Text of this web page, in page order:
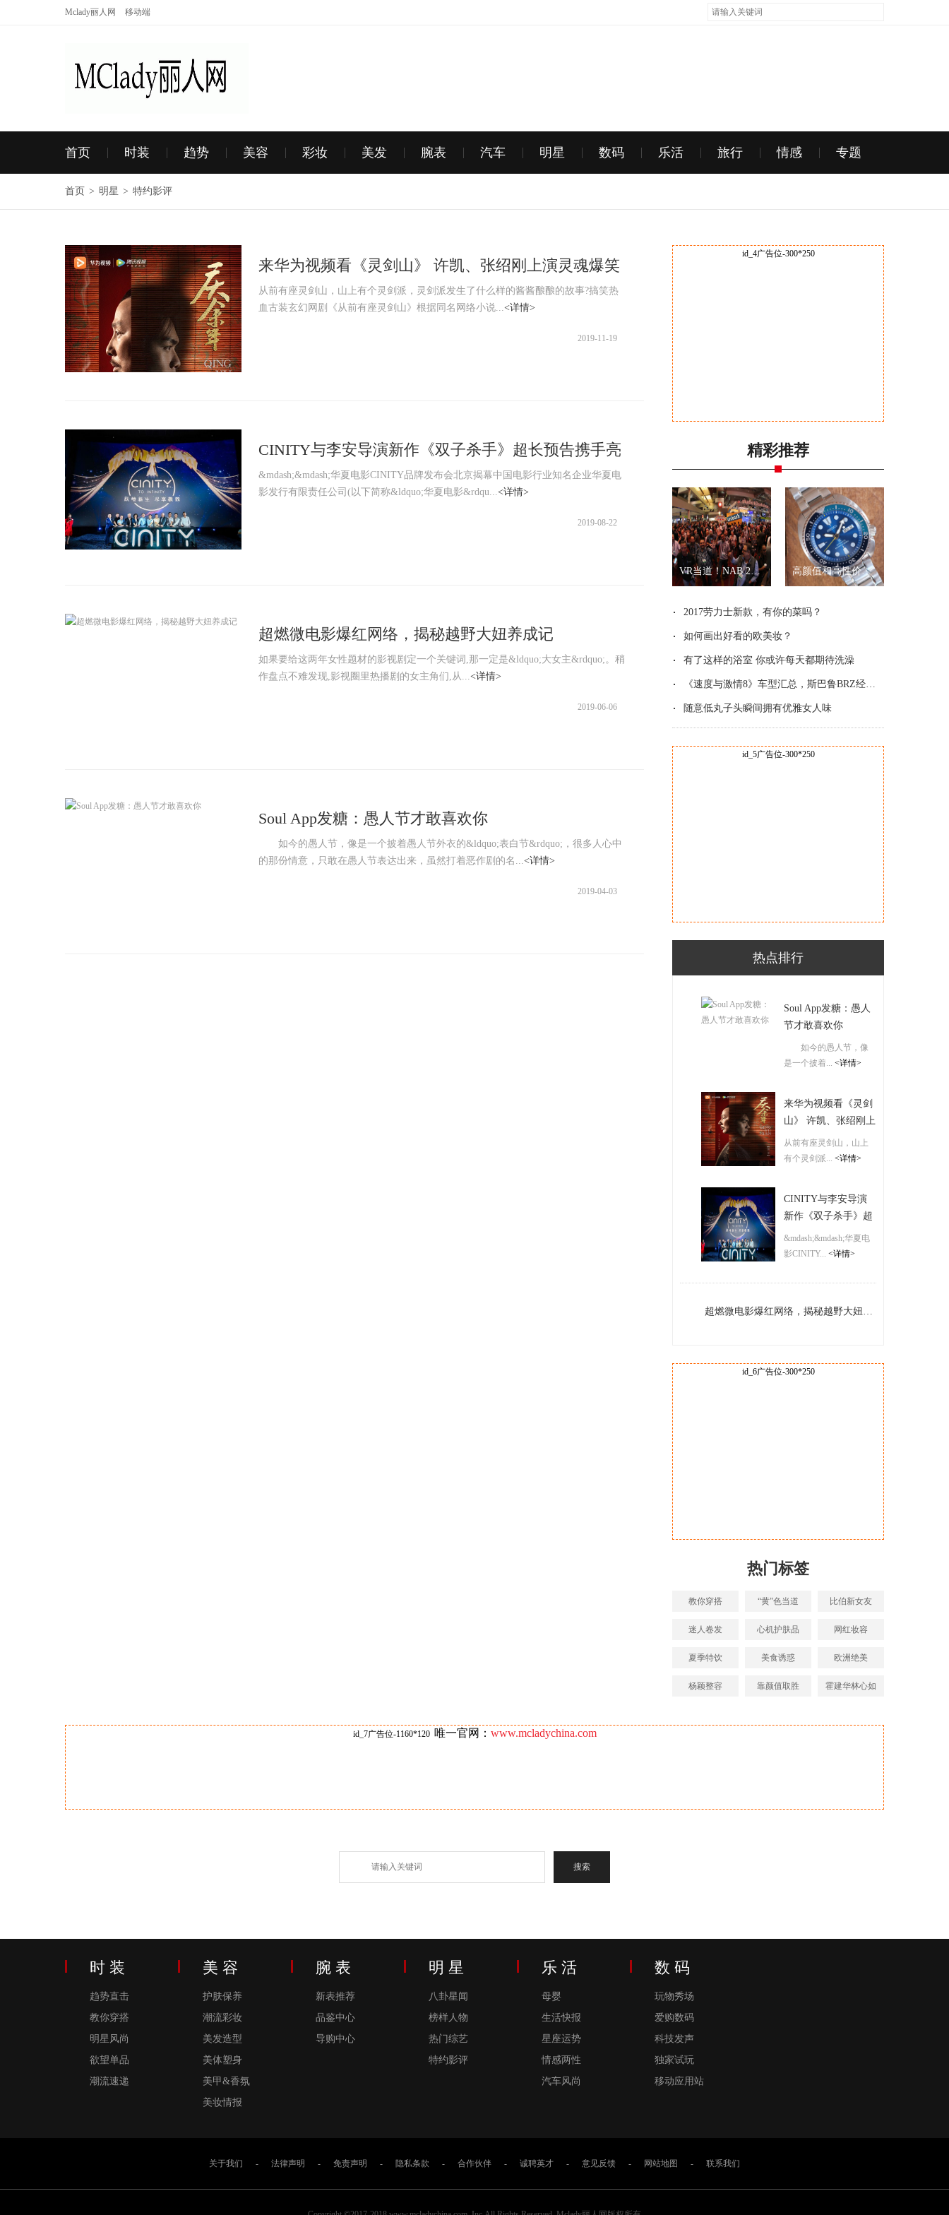
Mclady丽人网 移动端
首页 时装 趋势 美容 彩妆 美发 腕表 汽车 明星 数码 乐活 旅行 情感 专题
首页 > 明星 > 特约影评
来华为视频看《灵剑山》 许凯、张绍刚上演灵魂爆笑
下饭神剧
从前有座灵剑山，山上有个灵剑派，灵剑派发生了什么样的酱酱酿酿的故事?搞笑热
血古装玄幻网剧《从前有座灵剑山》根据同名网络小说...<详情>
2019-11-19
CINITY与李安导演新作《双子杀手》超长预告携手亮
相，掀起高格式电影观影体验热潮
&mdash;&mdash;华夏电影CINITY品牌发布会北京揭幕中国电影行业知名企业华夏电
影发行有限责任公司(以下简称&ldquo;华夏电影&rdqu...<详情>
2019-08-22
超燃微电影爆红网络，揭秘越野大妞养成记
如果要给这两年女性题材的影视剧定一个关键词,那一定是&ldquo;大女主&rdquo;。稍
作盘点不难发现,影视圈里热播剧的女主角们,从...<详情>
2019-06-06
Soul App发糖：愚人节才敢喜欢你
如今的愚人节，像是一个披着愚人节外衣的&ldquo;表白节&rdquo;，很多人心中
的那份情意，只敢在愚人节表达出来，虽然打着恶作剧的名...<详情>
2019-04-03
id_4广告位-300*250
精彩推荐
VR当道！NAB 2017展会全景拍摄新品一览 高颜值和高性价比？就是精工“乌龟”和“武士”
2017劳力士新款，有你的菜吗？
如何画出好看的欧美妆？
有了这样的浴室 你或许每天都期待洗澡
《速度与激情8》车型汇总，斯巴鲁BRZ经典改
随意低丸子头瞬间拥有优雅女人味
id_5广告位-300*250
热点排行
Soul App发糖：愚人
节才敢喜欢你
如今的愚人节，像
是一个披着... <详情>
来华为视频看《灵剑
山》 许凯、张绍刚上
演灵魂爆笑下饭神剧
从前有座灵剑山，山上
有个灵剑派... <详情>
CINITY与李安导演
新作《双子杀手》超
长预告携手亮相，掀
起高格式电影观影体
&mdash;&mdash;华夏电
影CINITY... <详情>
超燃微电影爆红网络，揭秘越野大妞养成记
id_6广告位-300*250
热门标签
教你穿搭 “黄”色当道 比伯新女友
迷人卷发 心机护肤品 网红妆容
夏季特饮 美食诱惑 欧洲绝美
杨颖整容 靠颜值取胜 霍建华林心如
id_7广告位-1160*120 唯一官网： www.mcladychina.com
时 装
趋势直击
教你穿搭
明星风尚
欲望单品
潮流速递
美 容
护肤保养
潮流彩妆
美发造型
美体塑身
美甲&香氛
美妆情报
腕 表
新表推荐
品鉴中心
导购中心
明 星
八卦星闻
榜样人物
热门综艺
特约影评
乐 活
母婴
生活快报
星座运势
情感两性
汽车风尚
数 码
玩物秀场
爱购数码
科技发声
独家试玩
移动应用站
关于我们 - 法律声明 - 免责声明 - 隐私条款 - 合作伙伴 - 诚聘英才 - 意见反馈 - 网站地图 - 联系我们